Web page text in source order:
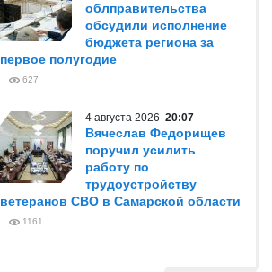
облправительства
обсудили исполнение
бюджета региона за
первое полугодие
627
4 августа 2026 20:07
Вячеслав Федорищев
поручил усилить
работу по
трудоустройству
ветеранов СВО в Самарской области
1161